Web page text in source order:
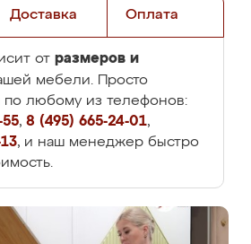
Доставка Оплата
от размеров и
мебели. Просто
по любому из телефонов:
, 8 (495) 665-24-01,
, и наш менеджер быстро